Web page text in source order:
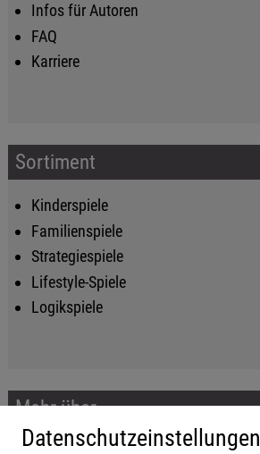
Infos für Autoren
FAQ
Karriere
Sortiment
Kinderspiele
Familienspiele
Strategiespiele
Lifestyle-Spiele
Logikspiele
Mehr über...
Datenschutzeinstellungen